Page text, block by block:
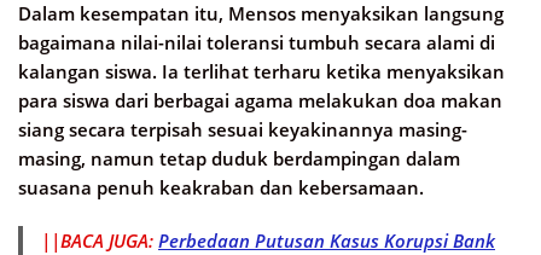
Dalam kesempatan itu, Mensos menyaksikan langsung
bagaimana nilai-nilai toleransi tumbuh secara alami di
kalangan siswa. Ia terlihat terharu ketika menyaksikan
para siswa dari berbagai agama melakukan doa makan
siang secara terpisah sesuai keyakinannya masing-
masing, namun tetap duduk berdampingan dalam
suasana penuh keakraban dan kebersamaan.
||BACA JUGA: Perbedaan Putusan Kasus Korupsi Bank